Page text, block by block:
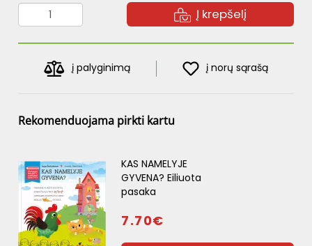
Į krepšelį
į palyginimą į norų sąrašą
Rekomenduojama pirkti kartu
KAS NAMELYJE
GYVENA? Eiliuota
pasaka
7.70€